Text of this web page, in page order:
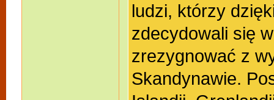
ludzi, którzy
zdecydowali się
zrezygnować z
Skandynawie.